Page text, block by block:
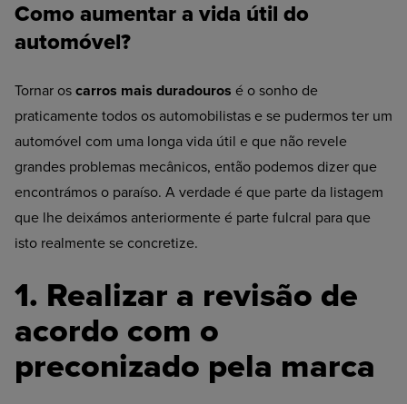
Como aumentar a vida útil do
automóvel?
Tornar os carros mais duradouros é o sonho de
praticamente todos os automobilistas e se pudermos ter um
automóvel com uma longa vida útil e que não revele
grandes problemas mecânicos, então podemos dizer que
encontrámos o paraíso. A verdade é que parte da listagem
que lhe deixámos anteriormente é parte fulcral para que
isto realmente se concretize.
1. Realizar a revisão de
acordo com o
preconizado pela marca